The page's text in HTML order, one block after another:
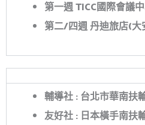
第一週 TICC國際會議
第二/四週 丹迪旅店(
輔導社:台北市華南扶
友好社: 日本橫手南扶